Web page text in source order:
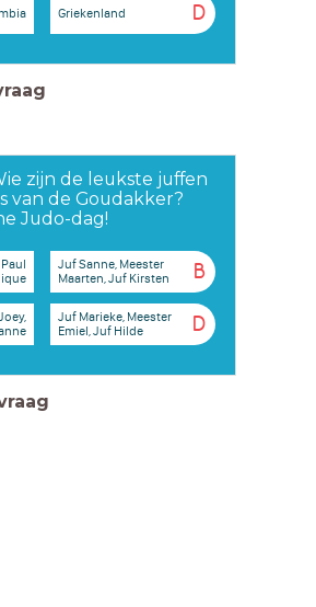
D
Griekenland
zijn de leukste juffen
van de Goudakker?
Judo-dag!
B
Juf Sanne, Meester
Maarten, Juf Kirsten
D
Juf Marieke, Meester
Emiel, Juf Hilde